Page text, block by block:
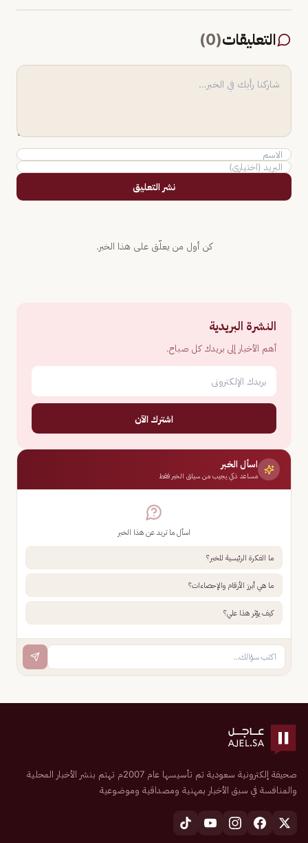
التعليقات(
0
)
نشر التعليق
كن أول من يعلّق على هذا الخبر.
النشرة البريدية
أهم الأخبار إلى بريدك كل صباح.
اشترك الآن
اسأل الخبر
مساعد ذكي يجيب من سياق الخبر فقط
اسأل ما تريد عن هذا الخبر
ما الفكرة الرئيسية للخبر؟
ما هي أبرز الأرقام والإحصاءات؟
كيف يؤثر هذا علي؟
صحيفة إلكترونية سعودية تم تأسيسها عام 2007م تهتم بنشر الأخبار المحلية
والمنافسة في سبق الأخبار بمهنية ومصداقية وموضوعية